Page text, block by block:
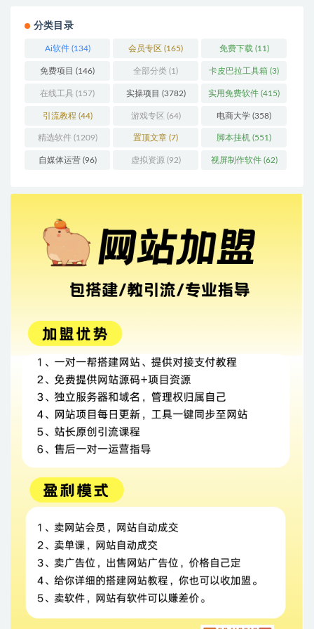
分类目录
Ai软件(134) 会员专区 (165) 免费下载 (11)
免费项目 (146) 全部分类 (1) 卡皮巴拉工具箱 (3)
在线工具 (157) 实操项目 (3782) 实用免费软件 (415)
引流教程 (44) 游戏专区 (64) 电商大学 (358)
精选软件(1209) 置顶文章 (7) 脚本挂机 (551)
自媒体运营(96) 虚拟资源 (92) 视屏制作软件(62)